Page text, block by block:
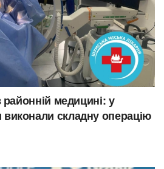
районній медицині: у
складну операцію